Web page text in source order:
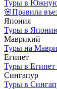
Туры в
🌸Правила
Япония
Туры в
Маврикий
Туры на
Египет
Туры в Египет
Сингапур
Туры в